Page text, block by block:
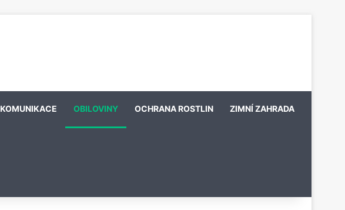
KOMUNIKACE OBILOVINY OCHRANA ROSTLIN ZIMNÍ ZAHRADA